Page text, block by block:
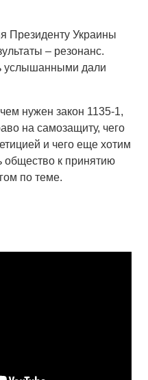
Президенту Украины
– резонанс.
услышанными дали
нужен закон 1135-1,
на самозащиту, чего
и чего еще хотим
общество к принятию
по теме.